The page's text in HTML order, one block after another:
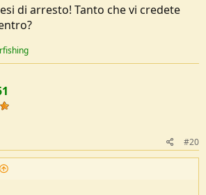
di arresto! Tanto che vi credete
#20